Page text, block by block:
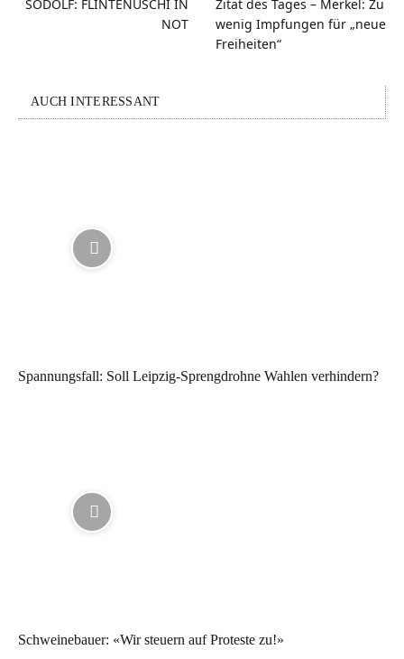
SÖDOLF: FLINTENUSCHI IN
NOT
Zitat des Tages – Merkel: Zu
wenig Impfungen für „neue
Freiheiten“
AUCH INTERESSANT
Spannungsfall: Soll Leipzig-Sprengdrohne Wahlen verhindern?
Schweinebauer: «Wir steuern auf Proteste zu!»